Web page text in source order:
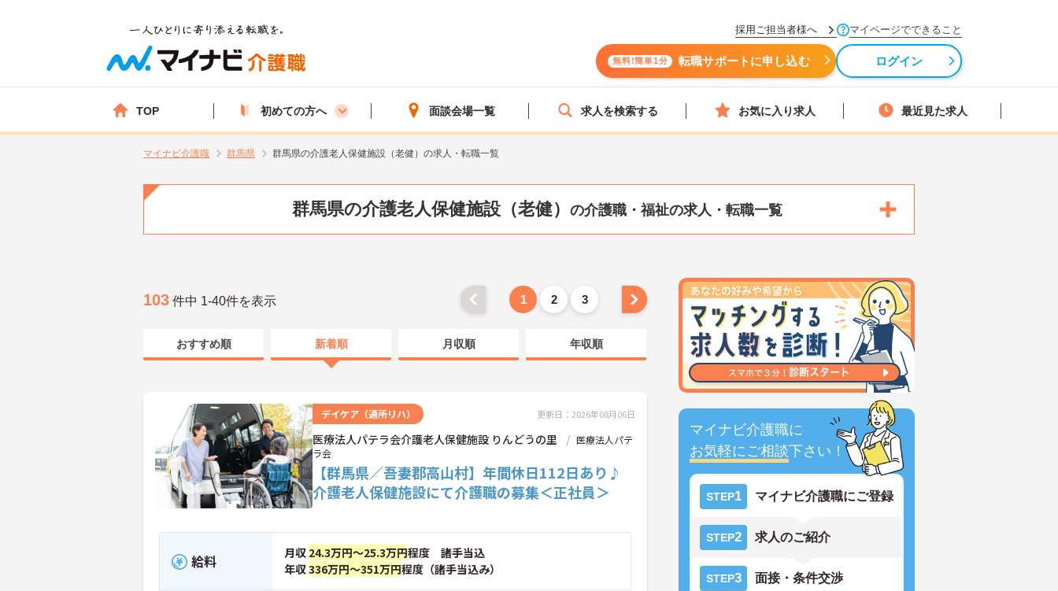
採用ご担当者様へ マイページでできること
無料!簡単1分 転職サポートに申し込む ログイン
TOP 初めての方へ 面談会場一覧 求人を検索する お気に入り求人 最近見た求人
マイナビ介護職 群馬県 群馬県の介護老人保健施設（老健）の求人・転職一覧
群馬県の介護老人保健施設（老健） の介護職・福祉の求人・転職一覧
マイナビ介護職に
お気軽にご相談下さい！
STEP1 マイナビ介護職にご登録
STEP2 求人のご紹介
STEP3 面接・条件交渉
103 件中 1-40件を表示 1 2 3
おすすめ順 新着順 月収順 年収順
デイケア（通所リハ） 更新日：2026年08月06日
医療法人パテラ会介護老人保健施設 りんどうの里
医療法人パテ
ラ会
【群馬県／吾妻郡高山村】年間休日112日あり♪
介護老人保健施設にて介護職の募集＜正社員＞
給料 月収 24.3万円～25.3万円程度 諸手当込
年収336万円～351万円程度（諸手当込み）